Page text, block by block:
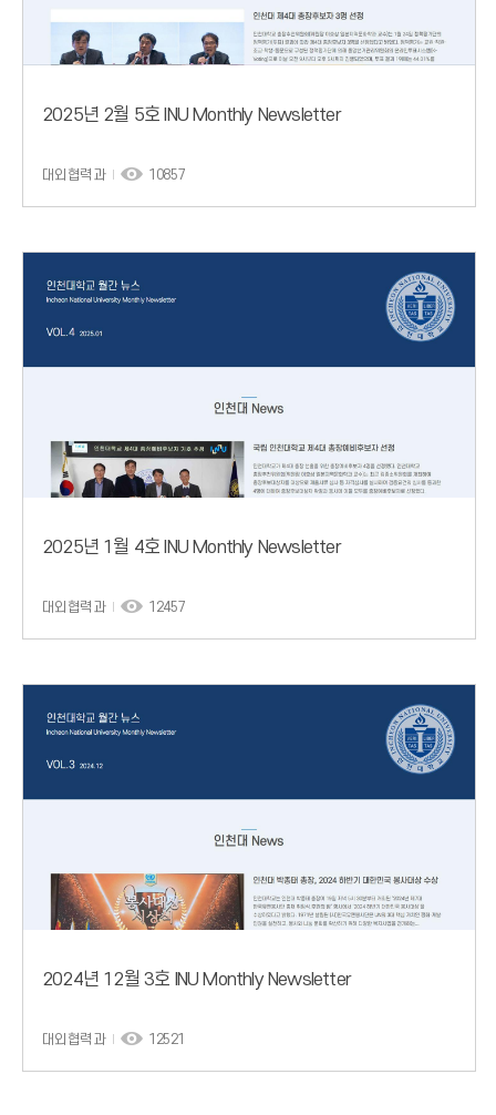
2025년 2월 5호 INU Monthly Newsletter
대외협력과 10857
2025년 1월 4호 INU Monthly Newsletter
대외협력과 12457
2024년 12월 3호 INU Monthly Newsletter
대외협력과 12521